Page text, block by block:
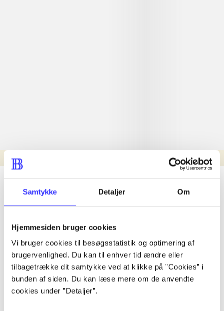
Samtykke Detaljer Om
Hjemmesiden bruger cookies
Vi bruger cookies til besøgsstatistik og optimering af
brugervenlighed. Du kan til enhver tid ændre eller
tilbagetrække dit samtykke ved at klikke på ”Cookies” i
bunden af siden. Du kan læse mere om de anvendte
cookies under ”Detaljer”.
Nyhed
lorem ipsum dolor sit amet ...
lorem ipsum dolor sit amet ...
lorem ipsum dolor sit amet ...
lorem ipsum dolor sit amet ...
lorem ipsum dolor sit amet ...
lorem ipsum dolor sit amet ...